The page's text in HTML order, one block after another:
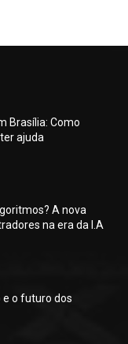
Brasília: Como
ajuda
A nova
na era da I.A
e o futuro dos